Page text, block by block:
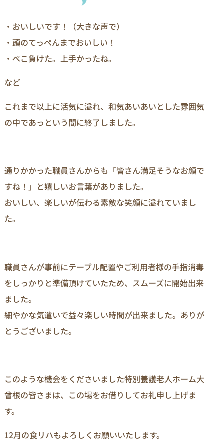
・おいしいです！（大きな声で）
・頭のてっぺんまでおいしい！
・べこ負けた。上手かったね。
など
これまで以上に活気に溢れ、和気あいあいとした雰囲気
の中であっという間に終了しました。
通りかかった職員さんからも「皆さん満足そうなお顔で
すね！」と嬉しいお言葉がありました。
おいしい、楽しいが伝わる素敵な笑顔に溢れていまし
た。
職員さんが事前にテーブル配置やご利用者様の手指消毒
をしっかりと準備頂けていたため、スムーズに開始出来
ました。
細やかな気遣いで益々楽しい時間が出来ました。ありが
とうございました。
このような機会をくださいました特別養護老人ホーム大
曾根の皆さまは、この場をお借りしてお礼申し上げま
す。
12月の食リハもよろしくお願いいたします。